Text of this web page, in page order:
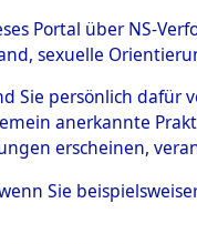
KZ
in die
Portal über NS-
sexuelle
Sie persönlich
anerkannte
erscheinen,
Sie